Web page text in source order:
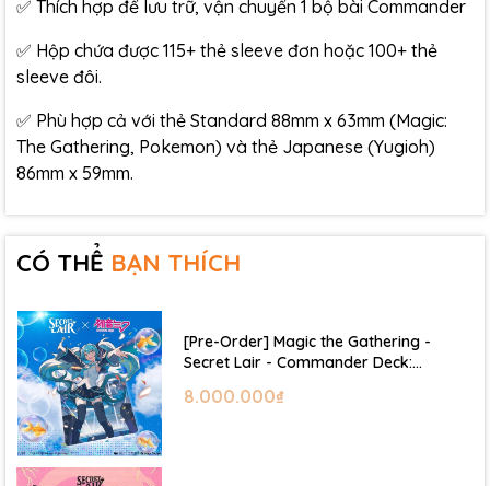
✅ Thích hợp để lưu trữ, vận chuyển 1 bộ bài Commander
✅ Hộp chứa được 115+ thẻ sleeve đơn hoặc 100+ thẻ
sleeve đôi.
✅ Phù hợp cả với thẻ Standard 88mm x 63mm (Magic:
The Gathering, Pokemon) và thẻ Japanese (Yugioh)
86mm x 59mm.
CÓ THỂ BẠN THÍCH
[Pre-Order] Magic the Gathering -
Secret Lair - Commander Deck:
8.000.000₫